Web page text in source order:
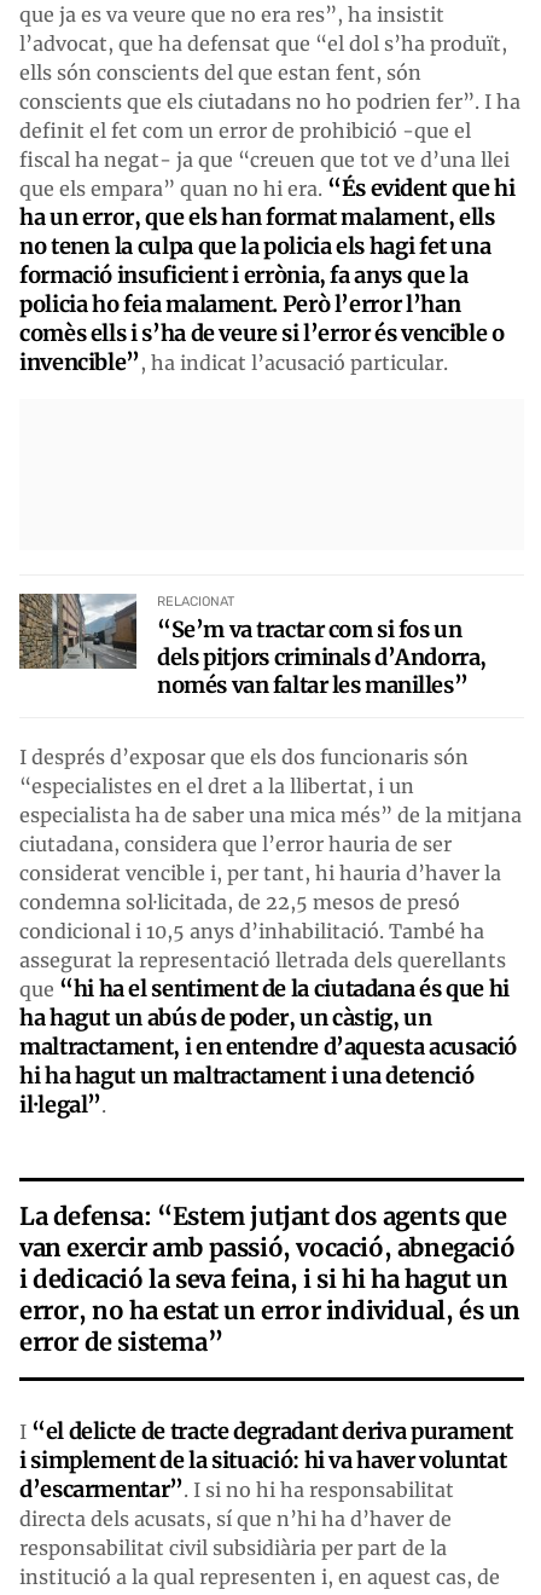
que ja es va veure que no era res”, ha insistit
l’advocat, que ha defensat que “el dol s’ha produït,
ells són conscients del que estan fent, són
conscients que els ciutadans no ho podrien fer”. I ha
definit el fet com un error de prohibició -que el
fiscal ha negat- ja que “creuen que tot ve d’una llei
que els empara” quan no hi era. “És evident que hi
ha un error, que els han format malament, ells
no tenen la culpa que la policia els hagi fet una
formació insuficient i errònia, fa anys que la
policia ho feia malament. Però l’error l’han
comès ells i s’ha de veure si l’error és vencible o
invencible”, ha indicat l’acusació particular.
RELACIONAT
“Se’m va tractar com si fos un
dels pitjors criminals d’Andorra,
només van faltar les manilles”
I després d’exposar que els dos funcionaris són
“especialistes en el dret a la llibertat, i un
especialista ha de saber una mica més” de la mitjana
ciutadana, considera que l’error hauria de ser
considerat vencible i, per tant, hi hauria d’haver la
condemna sol·licitada, de 22,5 mesos de presó
condicional i 10,5 anys d’inhabilitació. També ha
assegurat la representació lletrada dels querellants
que “hi ha el sentiment de la ciutadana és que hi
ha hagut un abús de poder, un càstig, un
maltractament, i en entendre d’aquesta acusació
hi ha hagut un maltractament i una detenció
il·legal”.
La defensa: “Estem jutjant dos agents que
van exercir amb passió, vocació, abnegació
i dedicació la seva feina, i si hi ha hagut un
error, no ha estat un error individual, és un
error de sistema”
I “el delicte de tracte degradant deriva purament
i simplement de la situació: hi va haver voluntat
d’escarmentar”. I si no hi ha responsabilitat
directa dels acusats, sí que n’hi ha d’haver de
responsabilitat civil subsidiària per part de la
institució a la qual representen i, en aquest cas, de